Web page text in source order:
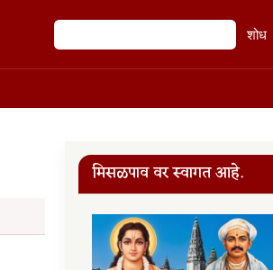
शोध शोध
मिसळपाव वर स्वागत आहे.